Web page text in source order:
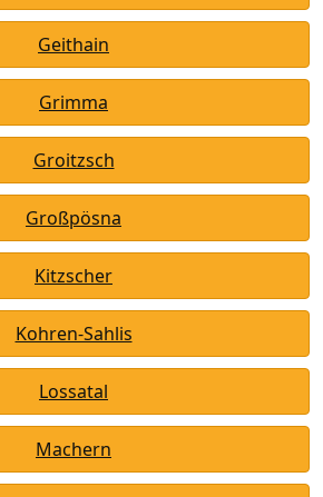
Geithain
Grimma
Groitzsch
Großpösna
Kitzscher
Kohren-Sahlis
Lossatal
Machern